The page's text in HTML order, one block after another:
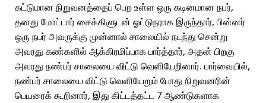
கட்டுமான நிறுவனத்தைப் பெற உள்ள ஒரு கடினமான நபர்,
தனது மோட்டார் சைக்கிளுடன் ஓட்டுநராக இருந்தார், பின்னர்
ஒரு நபர் அவருக்கு முன்னால் சாலையில் நடந்து சென்று
அவரது கண்களில் ஆக்கிரமிப்பாக பார்த்தார், அதன் பிறகு
அவரது நண்பர் சாலையை விட்டு வெளியேறினார். பார்வையில்,
நண்பர் சாலையை விட்டு வெளியேறும் போது நிறுவனரின்
பெயரைக் கூறினார், இது கிட்டத்தட்ட 7 ஆண்டுகளாக